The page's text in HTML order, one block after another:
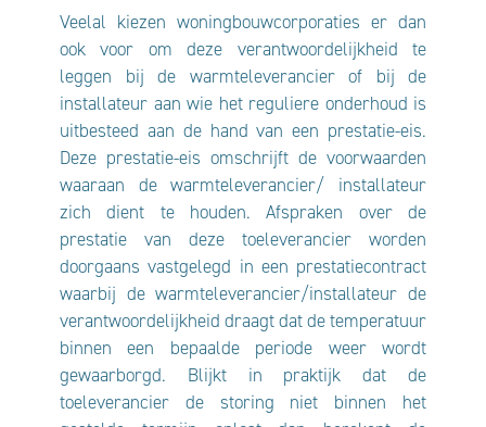
Veelal kiezen woningbouwcorporaties er dan
ook voor om deze verantwoordelijkheid te
leggen bij de warmteleverancier of bij de
installateur aan wie het reguliere onderhoud is
uitbesteed aan de hand van een prestatie-eis.
Deze prestatie-eis omschrijft de voorwaarden
waaraan de warmteleverancier/ installateur
zich dient te houden. Afspraken over de
prestatie van deze toeleverancier worden
doorgaans vastgelegd in een prestatiecontract
waarbij de warmteleverancier/installateur de
verantwoordelijkheid draagt dat de temperatuur
binnen een bepaalde periode weer wordt
gewaarborgd. Blijkt in praktijk dat de
toeleverancier de storing niet binnen het